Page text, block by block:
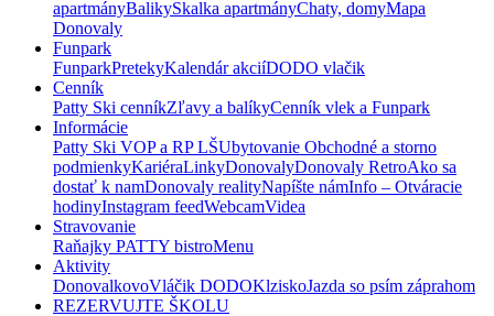
apartmányBalikySkalka apartmányChaty, domyMapa
Donovaly
Funpark
FunparkPretekyKalendár akciíDODO vlačik
Cenník
Patty Ski cenníkZľavy a balíkyCenník vlek a Funpark
Informácie
Patty Ski VOP a RP LŠUbytovanie Obchodné a storno
podmienkyKariéraLinkyDonovalyDonovaly RetroAko sa
dostať k namDonovaly realityNapíšte námInfo – Otváracie
hodinyInstagram feedWebcamVidea
Stravovanie
Raňajky PATTY bistroMenu
Aktivity
DonovalkovoVláčik DODOKlziskoJazda so psím záprahom
REZERVUJTE ŠKOLU